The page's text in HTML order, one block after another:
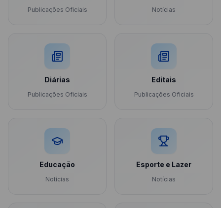
Publicações Oficiais Notícias
Diárias
Publicações Oficiais
Editais
Publicações Oficiais
Educação
Notícias
Esporte e Lazer
Notícias